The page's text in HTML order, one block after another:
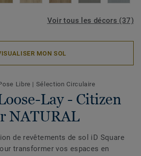
Voir tous les décors (37)
MON SOL
Libre | Sélection Circulaire
Lay - Citizen
NATURAL
de revêtements de sol iD Square
transformer vos espaces en